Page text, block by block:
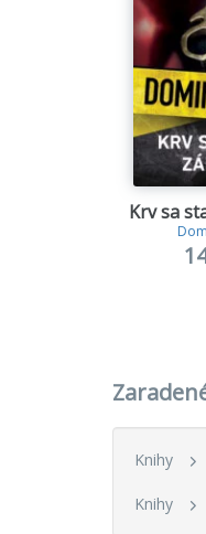
Krv sa
Knihy
Knihy